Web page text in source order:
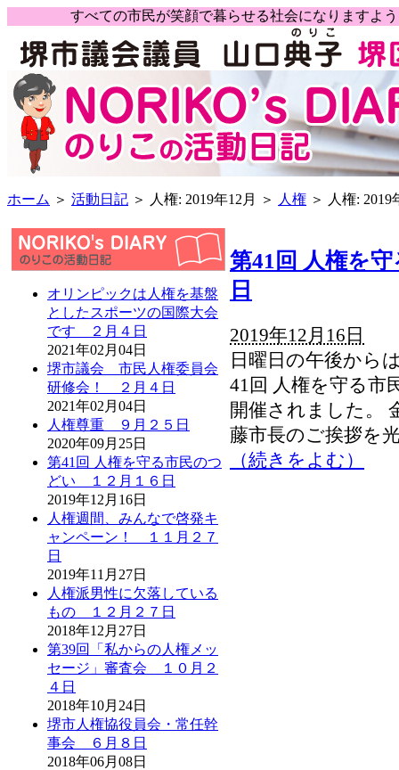
すべての市民が笑顔で暮らせる社会になります
ホーム ＞ 活動日記 ＞ 人権: 2019年12月 ＞ 人権 ＞ 人権: 2019
オリンピックは人権を基盤
としたスポーツの国際大会
です ２月４日
2021年02月04日
堺市議会 市民人権委員会
研修会！ ２月４日
2021年02月04日
人権尊重 ９月２５日
2020年09月25日
第41回 人権を守る市民のつ
どい １２月１６日
2019年12月16日
人権週間、みんなで啓発キ
ャンペーン！ １１月２７
日
2019年11月27日
人権派男性に欠落している
もの １２月２７日
2018年12月27日
第39回「私からの人権メッ
セージ」審査会 １０月２
４日
2018年10月24日
堺市人権協役員会・常任幹
事会 ６月８日
2018年06月08日
第41回 人権を
日
2019年12月16日
日曜日の午後から
41回 人権を守る市
開催されました。
藤市長のご挨拶を
（続きをよむ）